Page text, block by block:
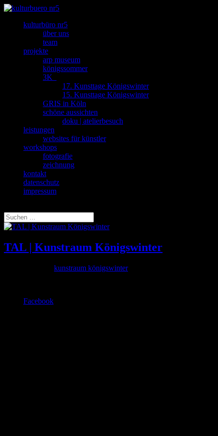
kulturbüro nr5
über uns
team
projekte
arp museum
königssommer
3K_
17. Kunsttage Königswinter
15. Kunsttage Königswinter
GRIS in Köln
schöne aussichten
doku | atelierbesuch
leistungen
websites für künstler
workshops
fotografie
zeichnung
kontakt
datenschutz
impressum
TAL | Kunstraum Königswinter
kunstraum königswinter
Facebook